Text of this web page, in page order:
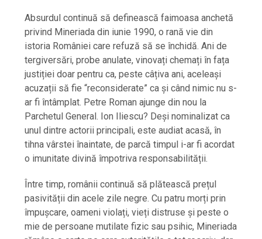
Absurdul continuă să definească faimoasa anchetă
privind Mineriada din iunie 1990, o rană vie din
istoria României care refuză să se închidă. Ani de
tergiversări, probe anulate, vinovați chemați în fața
justiției doar pentru ca, peste câțiva ani, aceleași
acuzații să fie “reconsiderate” ca și când nimic nu s-
ar fi întâmplat. Petre Roman ajunge din nou la
Parchetul General. Ion Iliescu? Deși nominalizat ca
unul dintre actorii principali, este audiat acasă, în
tihna vârstei înaintate, de parcă timpul i-ar fi acordat
o imunitate divină împotriva responsabilității.
Între timp, românii continuă să plătească prețul
pasivității din acele zile negre. Cu patru morți prin
împușcare, oameni violați, vieți distruse și peste o
mie de persoane mutilate fizic sau psihic, Mineriada